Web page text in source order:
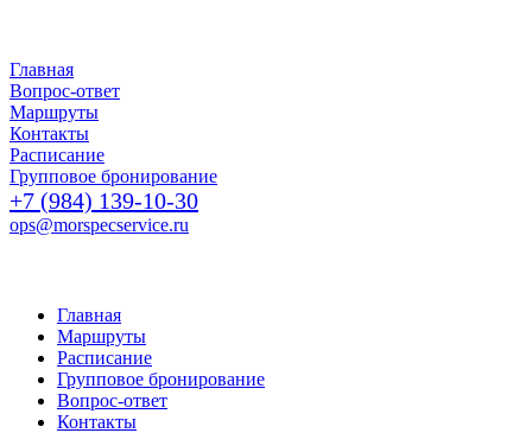
Главная
Вопрос-ответ
Маршруты
Контакты
Расписание
Групповое бронирование
+7 (984) 139-10-30
ops@morspecservice.ru
Главная
Маршруты
Расписание
Групповое бронирование
Вопрос-ответ
Контакты